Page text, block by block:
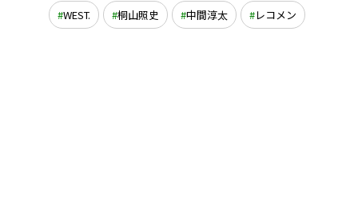
WEST. 桐山照史 中間淳太 レコメン